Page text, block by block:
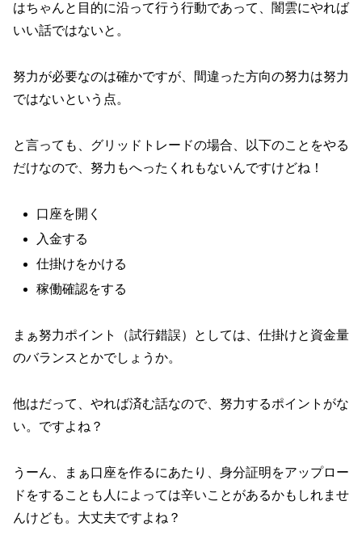
はちゃんと目的に沿って行う行動であって、闇雲にやれば
いい話ではないと。
努力が必要なのは確かですが、間違った方向の努力は努力
ではないという点。
と言っても、グリッドトレードの場合、以下のことをやる
だけなので、努力もへったくれもないんですけどね！
口座を開く
入金する
仕掛けをかける
稼働確認をする
まぁ努力ポイント（試行錯誤）としては、仕掛けと資金量
のバランスとかでしょうか。
他はだって、やれば済む話なので、努力するポイントがな
い。ですよね？
うーん、まぁ口座を作るにあたり、身分証明をアップロー
ドをすることも人によっては辛いことがあるかもしれませ
んけども。大丈夫ですよね？